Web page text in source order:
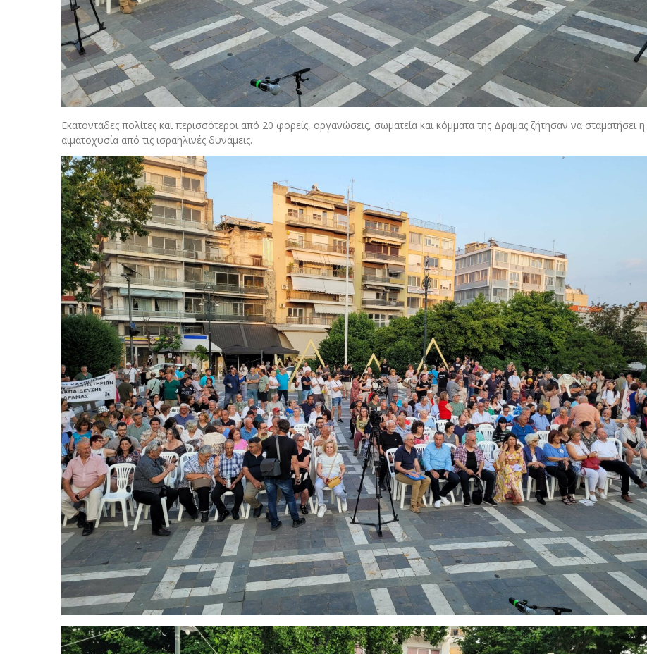
Εκατοντάδες πολίτες και περισσότεροι από 20 φορείς, οργανώσεις, σωματεία και κόμματα της Δράμας ζήτησαν να σταματήσει η
αιματοχυσία από τις ισραηλινές δυνάμεις.